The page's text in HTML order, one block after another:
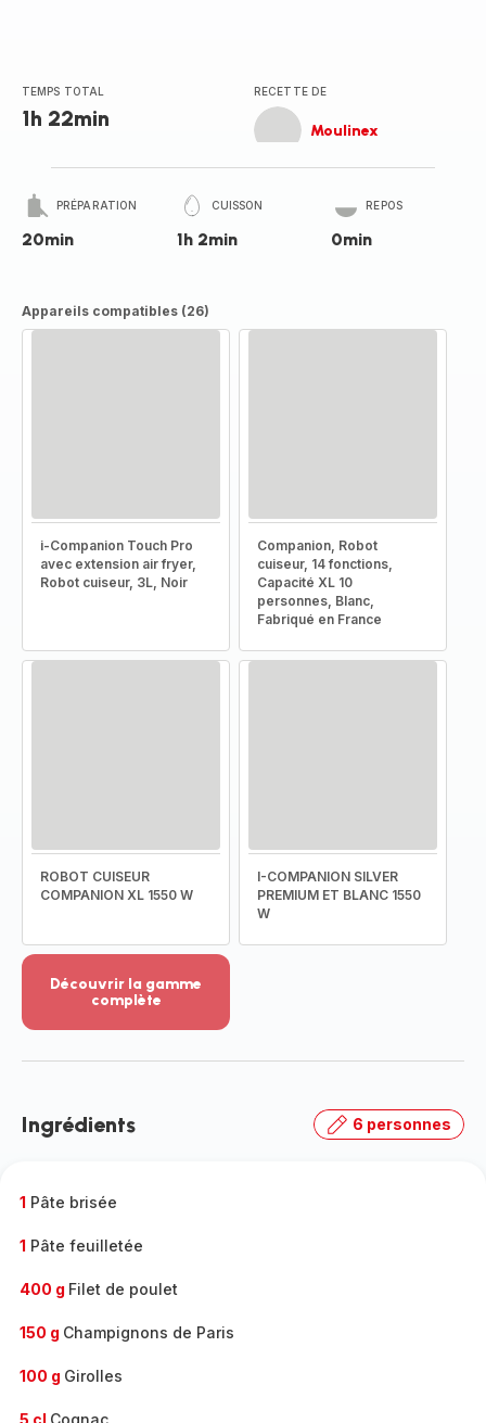
TEMPS TOTAL
1h 22min
RECETTE DE
Moulinex
PRÉPARATION
20min
CUISSON
1h 2min
REPOS
0min
Appareils compatibles (26)
i-Companion Touch Pro
avec extension air fryer,
Robot cuiseur, 3L, Noir
Companion, Robot
cuiseur, 14 fonctions,
Capacité XL 10
personnes, Blanc,
Fabriqué en France
ROBOT CUISEUR
COMPANION XL 1550 W
I-COMPANION SILVER
PREMIUM ET BLANC 1550
W
Découvrir la gamme
complète
-
gamme
Ingrédients 6 personnes
1 Pâte brisée
1 Pâte feuilletée
400 g Filet de poulet
150 g Champignons de Paris
100 g Girolles
5 cl Cognac